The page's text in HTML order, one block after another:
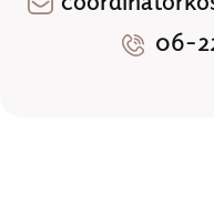
06-